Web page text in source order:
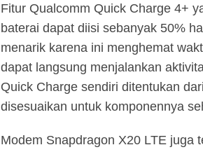
Fitur Qualcomm Quick Charge 4+
baterai dapat diisi sebanyak 50%
menarik karena ini menghemat
dapat langsung menjalankan
Quick Charge sendiri ditentukan
disesuaikan untuk komponennya
Modem Snapdragon X20 LTE juga